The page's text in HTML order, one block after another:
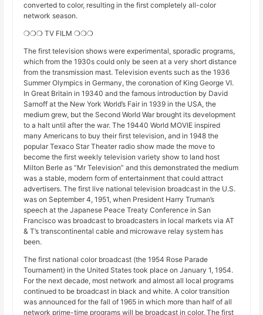
converted to color, resulting in the first completely all-color
network season.
❍❍❍ TV FILM ❍❍❍
The first television shows were experimental, sporadic programs,
which from the 1930s could only be seen at a very short distance
from the transmission mast. Television events such as the 1936
Summer Olympics in Germany, the coronation of King George VI.
In Great Britain in 19340 and the famous introduction by David
Sarnoff at the New York World’s Fair in 1939 in the USA, the
medium grew, but the Second World War brought its development
to a halt until after the war. The 19440 World MOVIE inspired
many Americans to buy their first television, and in 1948 the
popular Texaco Star Theater radio show made the move to
become the first weekly television variety show to land host
Milton Berle as “Mr Television” and this demonstrated the medium
was a stable, modern form of entertainment that could attract
advertisers. The first live national television broadcast in the U.S.
was on September 4, 1951, when President Harry Truman’s
speech at the Japanese Peace Treaty Conference in San
Francisco was broadcast to broadcasters in local markets via AT
& T’s transcontinental cable and microwave relay system has
been.
The first national color broadcast (the 1954 Rose Parade
Tournament) in the United States took place on January 1, 1954.
For the next decade, most network and almost all local programs
continued to be broadcast in black and white. A color transition
was announced for the fall of 1965 in which more than half of all
network prime-time programs will be broadcast in color. The first